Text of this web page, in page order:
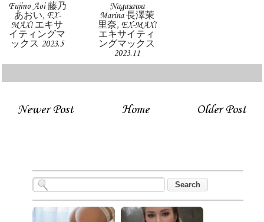
Fujino Aoi 藤乃
あおい, EX-
MAX! エキサ
イティングマ
ックス 2023.5
Nagasawa
Marina 長澤茉
里奈, EX-MAX!
エキサイティ
ングマックス
2023.11
Newer Post Older Post
Home